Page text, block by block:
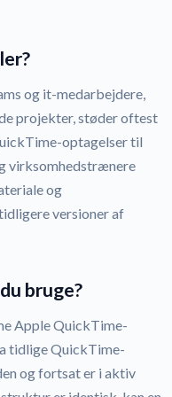
og it-medarbejdere,
projekter, støder oftest
optagelser til
virksomhedstrænere
og
versioner af
bruge?
Apple QuickTime-
tidlige QuickTime-
og fortsat er i aktiv